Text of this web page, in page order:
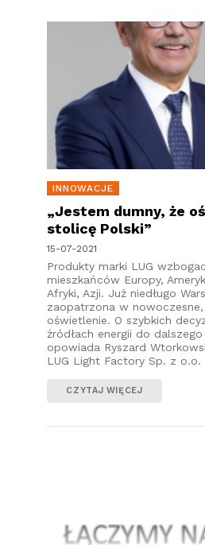
INNOWACJE
„Jestem dumny, że
stolicę Polski”
15-07-2021
Produkty marki LUG
mieszkańców Europy,
Afryki, Azji. Już niedługo
zaopatrzona w
oświetlenie. O szybkich
źródłach energii do dalszego
opowiada Ryszard
LUG Light Factory Sp. z o.o.
CZYTAJ WIĘCEJ